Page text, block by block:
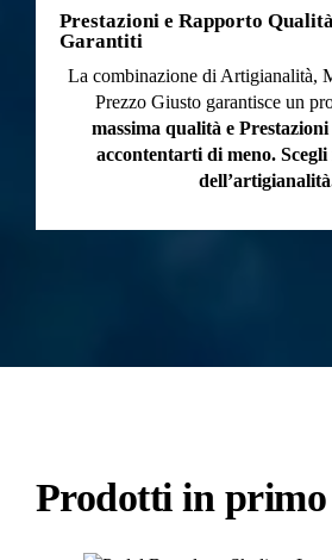
Prestazioni e Rapporto
Garantiti
La combinazione di Artigianalità,
Prezzo Giusto garantisce un
massima qualità e
accontentarti di meno.
Prodotti in